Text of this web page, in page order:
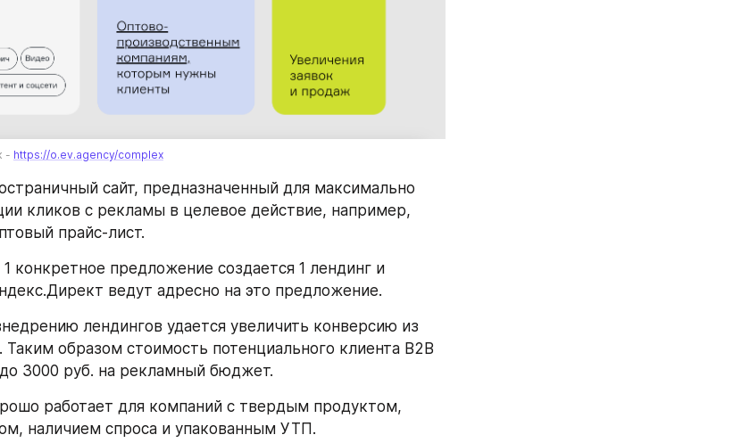
- https://o.ev.agency/complex
сайт, предназначенный для максимально
кликов с рекламы в целевое действие, например,
прайс-лист.
конкретное предложение создается 1 лендинг и
ведут адресно на это предложение.
лендингов удается увеличить конверсию из
Таким образом стоимость потенциального клиента B2B
3000 руб. на рекламный бюджет.
работает для компаний с твердым продуктом,
наличием спроса и упакованным УТП.